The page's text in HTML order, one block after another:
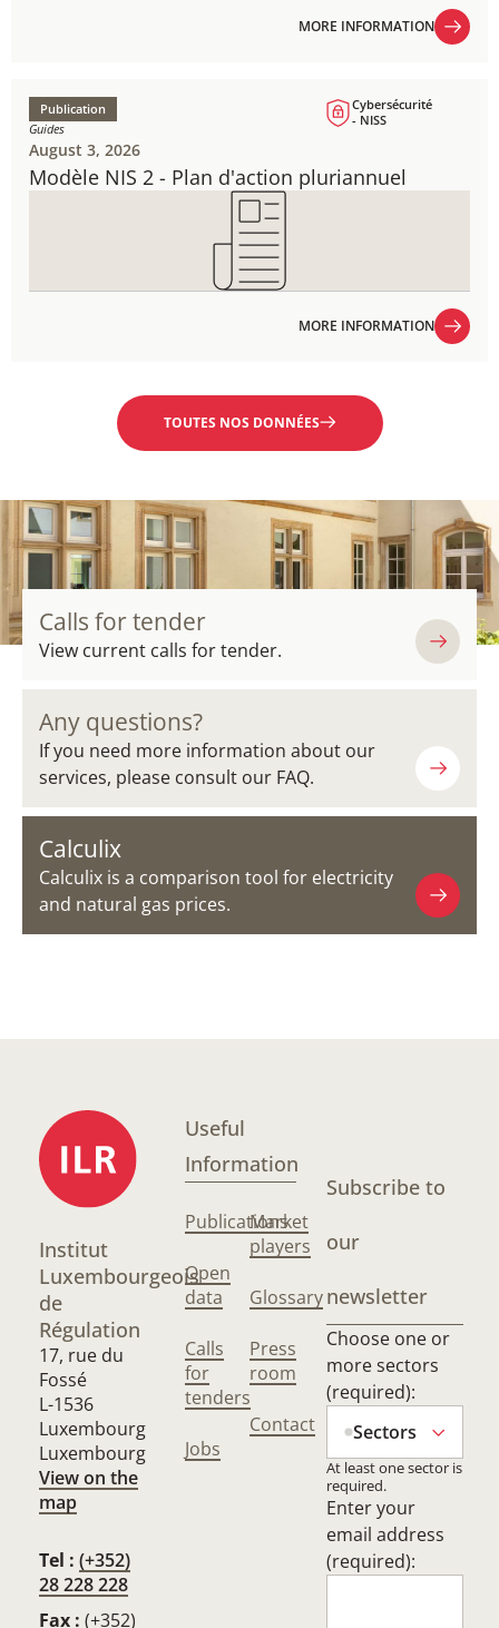
MORE INFORMATION
Modèle NIS 2 - Plan d'action pluriannuel
Publication
Guides
Cybersécurité
- NISS
August 3, 2026
MORE INFORMATION
TOUTES NOS DONNÉES
Calls for tender
View current calls for tender.
Any questions?
If you need more information about our
services, please consult our FAQ.
Calculix
Calculix is a comparison tool for electricity
and natural gas prices.
Institut
Luxembourgeois
de
Régulation
17, rue du
Fossé
L-1536
Luxembourg
Luxembourg
View on the
map
Tel : (+352)
28 228 228
Fax : (+352)
Useful
Information
Publications
Open
data
Calls
for
tenders
Jobs
Market
players
Glossary
Press
room
Contact
Subscribe to
our
newsletter
Choose one or
more sectors
(required):
Sectors
At least one sector is
required.
Enter your
email address
(required):